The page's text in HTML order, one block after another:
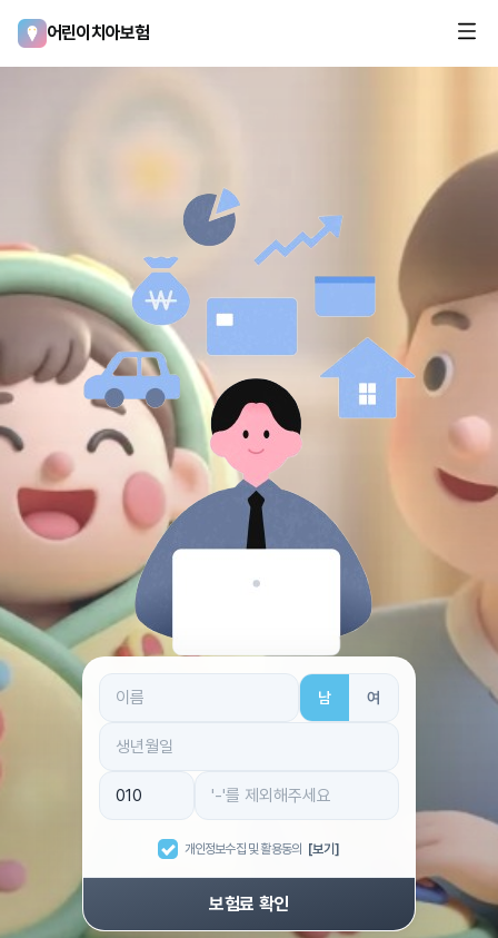
어린이치아보험
남 여
개인정보수집 및 활용동의 [보기]
보험료 확인